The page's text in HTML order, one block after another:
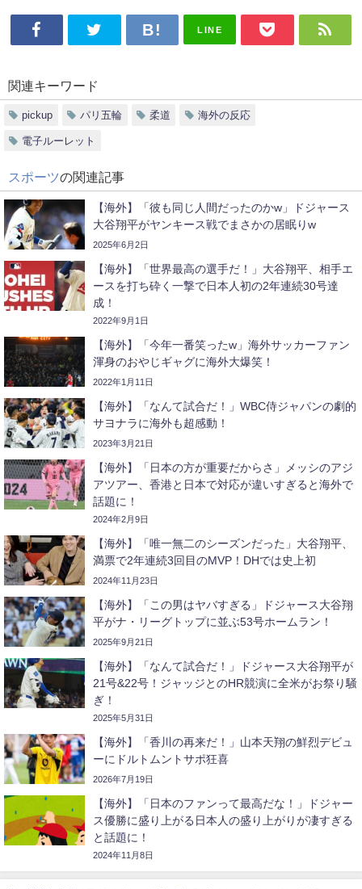
LINE
関連キーワード
pickup パリ五輪 柔道 海外の反応
電子ルーレット
スポーツの関連記事
【海外】「彼も同じ人間だったのかw」ドジャース
大谷翔平がヤンキース戦でまさかの居眠りw
2025年6月2日
【海外】「世界最高の選手だ！」大谷翔平、相手エ
ースを打ち砕く一撃で日本人初の2年連続30号達
成！
2022年9月1日
【海外】「今年一番笑ったw」海外サッカーファン
渾身のおやじギャグに海外大爆笑！
2022年1月11日
【海外】「なんて試合だ！」WBC侍ジャパンの劇的
サヨナラに海外も超感動！
2023年3月21日
【海外】「日本の方が重要だからさ」メッシのアジ
アツアー、香港と日本で対応が違いすぎると海外で
話題に！
2024年2月9日
【海外】「唯一無二のシーズンだった」大谷翔平、
満票で2年連続3回目のMVP！DHでは史上初
2024年11月23日
【海外】「この男はヤバすぎる」ドジャース大谷翔
平がナ・リーグトップに並ぶ53号ホームラン！
2025年9月21日
【海外】「なんて試合だ！」ドジャース大谷翔平が
21号&22号！ジャッジとのHR競演に全米がお祭り騒
ぎ！
2025年5月31日
【海外】「香川の再来だ！」山本天翔の鮮烈デビュ
ーにドルトムントサポ狂喜
2026年7月19日
【海外】「日本のファンって最高だな！」ドジャー
ス優勝に盛り上がる日本人の盛り上がりが凄すぎる
と話題に！
2024年11月8日